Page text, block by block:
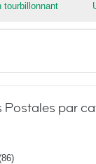
tourbillonnant
Postales par